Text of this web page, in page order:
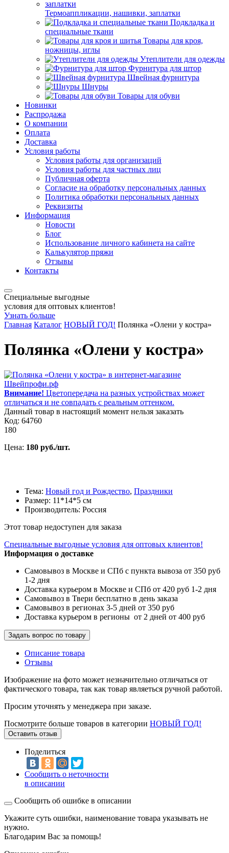
Термоаппликации, нашивки, заплатки
Подкладка и
специальные ткани
Товары для кроя,
ножницы, иглы
Утеплители для одежды
Фурнитура для штор
Швейная фурнитура
Шнуры
Товары для обуви
Новинки
Распродажа
О компании
Оплата
Доставка
Условия работы
Условия работы для организаций
Условия работы для частных лиц
Публичная оферта
Согласие на обработку персональных данных
Политика обработки персональных данных
Реквизиты
Информация
Новости
Блог
Использование личного кабинета на сайте
Калькулятор пряжи
Отзывы
Контакты
Специальные выгодные
условия для оптовых клиентов!
Узнать больше
Главная Каталог НОВЫЙ ГОД! Полянка «Олени у костра»
Полянка «Олени у костра»
Внимание! Цветопередача на разных устройствах может
отличаться и не совпадать с реальным оттенком.
Данный товар в настоящий момент нельзя заказать
Код: 64760
180
Цена: 180 руб./шт.
Тема: Новый год и Рождество, Праздники
Размер: 11*14*5 см
Производитель: Россия
Этот товар недоступен для заказа
Специальные выгодные условия для оптовых клиентов!
Информация о доставке
Самовывоз в Москве и СПб с пункта вывоза от 350 руб
1-2 дня
Доставка курьером в Москве и СПб от 420 руб 1-2 дня
Самовывоз в Твери бесплатно в день заказа
Самовывоз в регионах 3-5 дней от 350 руб
Доставка курьером в регионы от 2 дней от 400 руб
Задать вопрос по товару
Описание товара
Отзывы
Изображение на фото может незначительно отличаться от
фактического товара, так как товар являеться ручной работой.
Просим уточнять у менеджера при заказе.
Посмотрите больше товаров в категории НОВЫЙ ГОД!
Оставить отзыв
Поделиться
Сообщить о неточности
в описании
Сообщить об ошибке в описании
Укажите суть ошибки, наименование товара указывать не
нужно.
Благодарим Вас за помощь!